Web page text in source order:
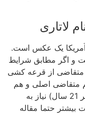
لاتاری
آمریکا یک عکس است.
و اگر مطابق شرایط
متقاضی از قرعه کشی
متقاضی اصلی و هم
افراد زیرمجموعه او (همسر و فرزندان زیر 21 سال) نیاز به
بیشتر حتما مقاله